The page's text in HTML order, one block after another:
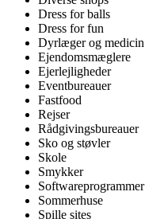
Dress for balls
Dress for fun
Dyrlæger og medicin
Ejendomsmæglere
Ejerlejligheder
Eventbureauer
Fastfood
Rejser
Rådgivingsbureauer
Sko og støvler
Skole
Smykker
Softwareprogrammer
Sommerhuse
Spille sites